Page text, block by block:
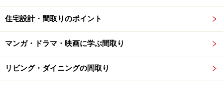
・選択する設備の例……暖炉、まきストーブ、ガス暖房、
床暖房、天井埋込スピーカー、シーリングファン
※記事内容は執筆時点のものです。最新の内容をご確認くださ
住宅設計・間取りのポイント
マンガ・ドラマ・映画に学ぶ間取り
リビング・ダイニングの間取り